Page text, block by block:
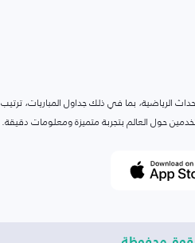
الرياضية، بما في ذلك جداول المباريات، ترتيب
حول العالم بتجربة متميزة ومعلومات دقيقة.